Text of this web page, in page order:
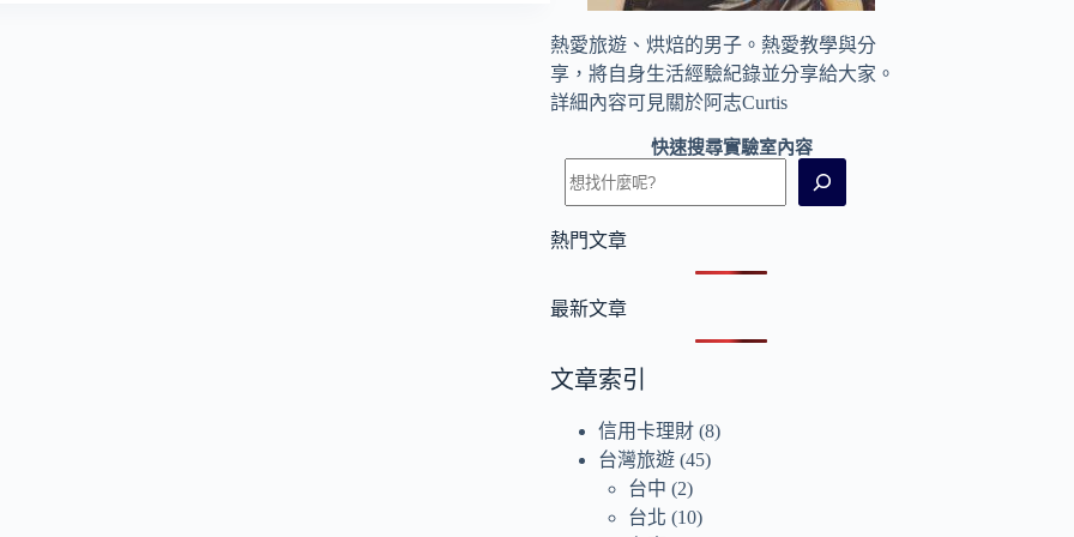
熱愛旅遊、烘焙的男子。熱愛教學與分
享，將自身生活經驗紀錄並分享給大家。
詳細內容可見關於阿志Curtis
快速搜尋實驗室內容
熱門文章
最新文章
文章索引
信用卡理財 (8)
台灣旅遊 (45)
台中 (2)
台北 (10)